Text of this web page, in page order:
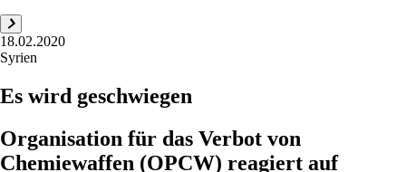
18.02.2020
Syrien
Es wird geschwiegen
Organisation für das Verbot von
Chemiewaffen (OPCW) reagiert auf